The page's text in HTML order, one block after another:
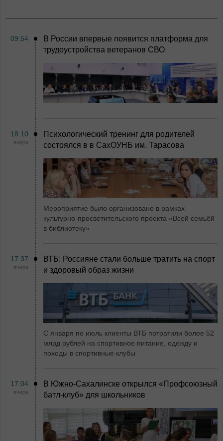
09:54
В России впервые появится платформа для
трудоустройства ветеранов СВО
18:10
вчера
Психологический тренинг для родителей
состоялся в в СахОУНБ им. Тарасова
Мероприятие было организовано в рамках
культурно-просветительского проекта «Всей семьёй
в библиотеку»
17:37
вчера
ВТБ: Россияне стали больше тратить на спорт
и здоровый образ жизни
С января по июль клиенты ВТБ потратили более 52
млрд рублей на спортивное питание, одежду и
походы в спортивные клубы
17:04
вчера
В Южно-Сахалинске открылся «Профсоюзный
батл-клуб» для школьников